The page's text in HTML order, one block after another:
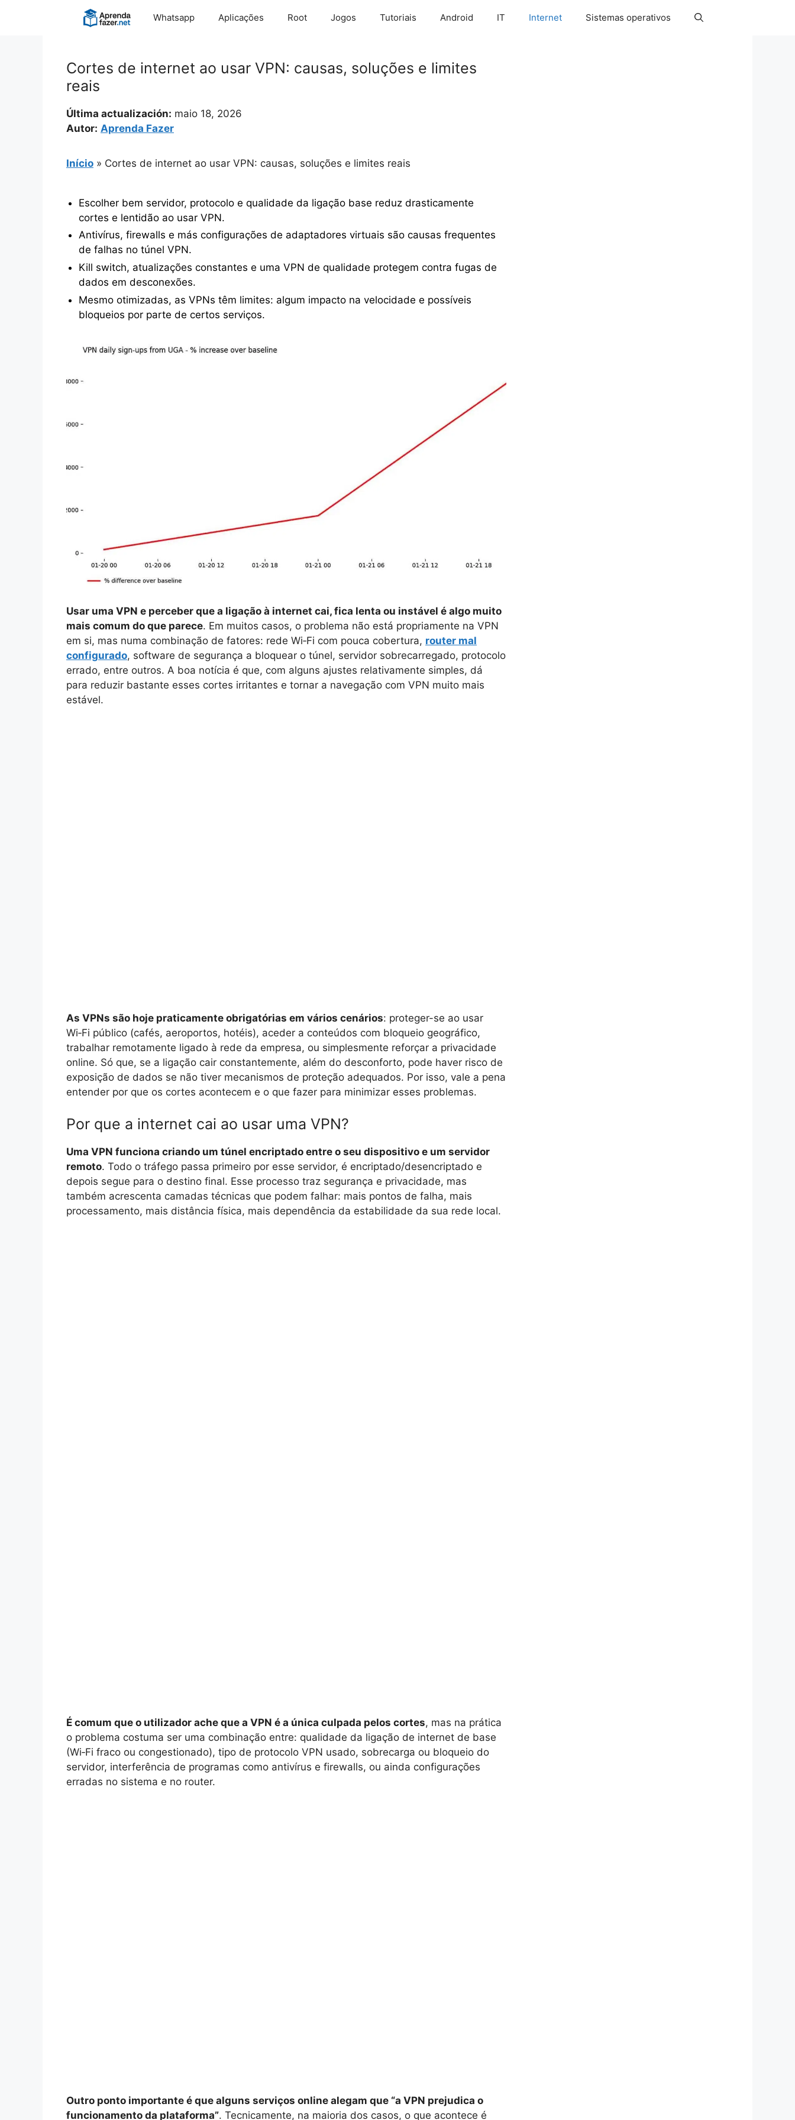
Whatsapp Aplicações Root Jogos Tutoriais Android IT Internet Sistemas operativos
Cortes de internet ao usar VPN: causas, soluções e limites
reais
Última actualización: maio 18, 2026
Autor: Aprenda Fazer
Início » Cortes de internet ao usar VPN: causas, soluções e limites reais
Escolher bem servidor, protocolo e qualidade da ligação base reduz drasticamente
cortes e lentidão ao usar VPN.
Antivírus, firewalls e más configurações de adaptadores virtuais são causas frequentes
de falhas no túnel VPN.
Kill switch, atualizações constantes e uma VPN de qualidade protegem contra fugas de
dados em desconexões.
Mesmo otimizadas, as VPNs têm limites: algum impacto na velocidade e possíveis
bloqueios por parte de certos serviços.
Usar uma VPN e perceber que a ligação à internet cai, fica lenta ou instável é algo muito
mais comum do que parece. Em muitos casos, o problema não está propriamente na VPN
em si, mas numa combinação de fatores: rede Wi‑Fi com pouca cobertura, router mal
configurado, software de segurança a bloquear o túnel, servidor sobrecarregado, protocolo
errado, entre outros. A boa notícia é que, com alguns ajustes relativamente simples, dá
para reduzir bastante esses cortes irritantes e tornar a navegação com VPN muito mais
estável.
As VPNs são hoje praticamente obrigatórias em vários cenários: proteger-se ao usar
Wi‑Fi público (cafés, aeroportos, hotéis), aceder a conteúdos com bloqueio geográfico,
trabalhar remotamente ligado à rede da empresa, ou simplesmente reforçar a privacidade
online. Só que, se a ligação cair constantemente, além do desconforto, pode haver risco de
exposição de dados se não tiver mecanismos de proteção adequados. Por isso, vale a pena
entender por que os cortes acontecem e o que fazer para minimizar esses problemas.
Por que a internet cai ao usar uma VPN?
Uma VPN funciona criando um túnel encriptado entre o seu dispositivo e um servidor
remoto. Todo o tráfego passa primeiro por esse servidor, é encriptado/desencriptado e
depois segue para o destino final. Esse processo traz segurança e privacidade, mas
também acrescenta camadas técnicas que podem falhar: mais pontos de falha, mais
processamento, mais distância física, mais dependência da estabilidade da sua rede local.
É comum que o utilizador ache que a VPN é a única culpada pelos cortes, mas na prática
o problema costuma ser uma combinação entre: qualidade da ligação de internet de base
(Wi‑Fi fraco ou congestionado), tipo de protocolo VPN usado, sobrecarga ou bloqueio do
servidor, interferência de programas como antivírus e firewalls, ou ainda configurações
erradas no sistema e no router.
Outro ponto importante é que alguns serviços online alegam que “a VPN prejudica o
funcionamento da plataforma”. Tecnicamente, na maioria dos casos, o que acontece é